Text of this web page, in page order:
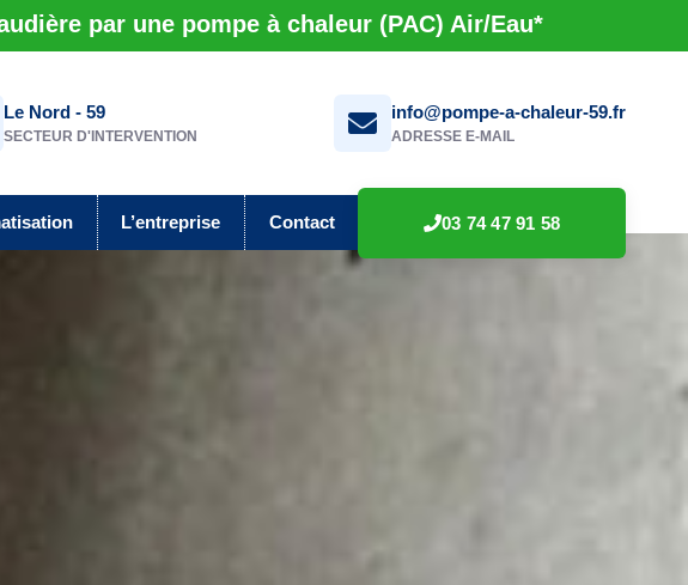
par une pompe à chaleur (PAC) Air/Eau*
Le Nord - 59
SECTEUR D'INTERVENTION
info@pompe-a-chaleur-59.fr
ADRESSE E-MAIL
L’entreprise Contact 03 74 47 91 58